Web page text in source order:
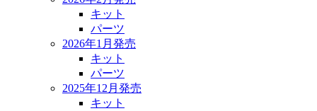
キット
パーツ
2026年1月発売
キット
パーツ
2025年12月発売
キット